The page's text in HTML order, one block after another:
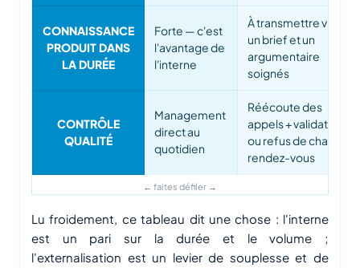
CONNAISSANCE
PRODUIT DANS
LA DURÉE
Forte — c'est
l'avantage de
l'interne
À transmettre via
un brief et un
argumentaire
soignés
CONTRÔLE
QUALITÉ
Management
direct au
quotidien
Réécoute des
appels + validation
ou refus de chaque
rendez-vous
Lu froidement, ce tableau dit une chose : l'interne
est un pari sur la durée et le volume ;
l'externalisation est un levier de souplesse et de